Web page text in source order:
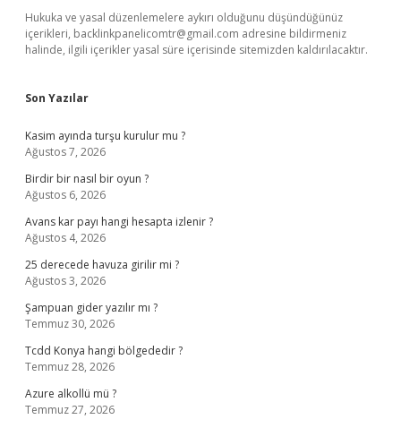
Hukuka ve yasal düzenlemelere aykırı olduğunu düşündüğünüz
içerikleri, backlinkpanelicomtr@gmail.com adresine bildirmeniz
halinde, ilgili içerikler yasal süre içerisinde sitemizden kaldırılacaktır.
Son Yazılar
Kasim ayında turşu kurulur mu ?
Ağustos 7, 2026
Birdir bir nasıl bir oyun ?
Ağustos 6, 2026
Avans kar payı hangi hesapta izlenir ?
Ağustos 4, 2026
25 derecede havuza girilir mi ?
Ağustos 3, 2026
Şampuan gider yazılır mı ?
Temmuz 30, 2026
Tcdd Konya hangi bölgededir ?
Temmuz 28, 2026
Azure alkollü mü ?
Temmuz 27, 2026